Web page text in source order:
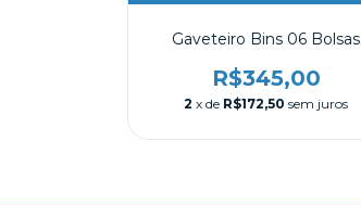
Gaveteiro Bins 06 Bolsas
R$345,00
2 x de R$172,50 sem juros